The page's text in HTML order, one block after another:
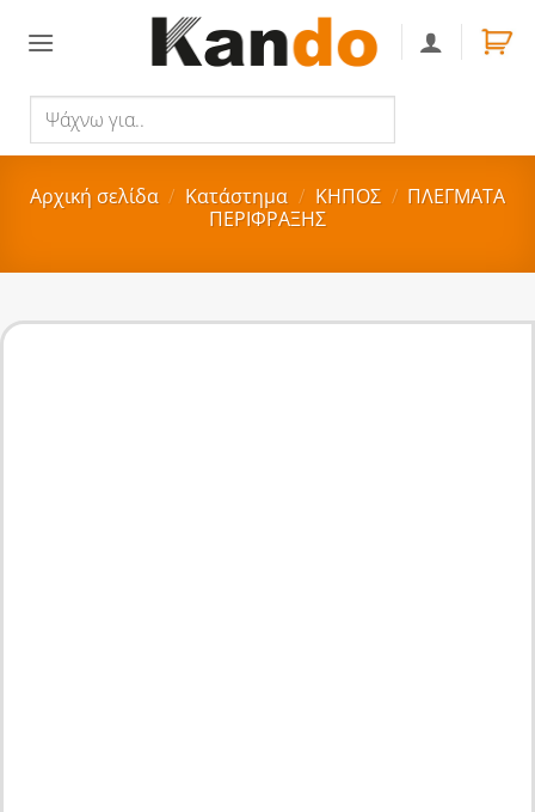
για..
Αρχική σελίδα / Κατάστημα / ΚΗΠΟΣ / ΠΛΕΓΜΑΤΑ
ΠΕΡΙΦΡΑΞΗΣ